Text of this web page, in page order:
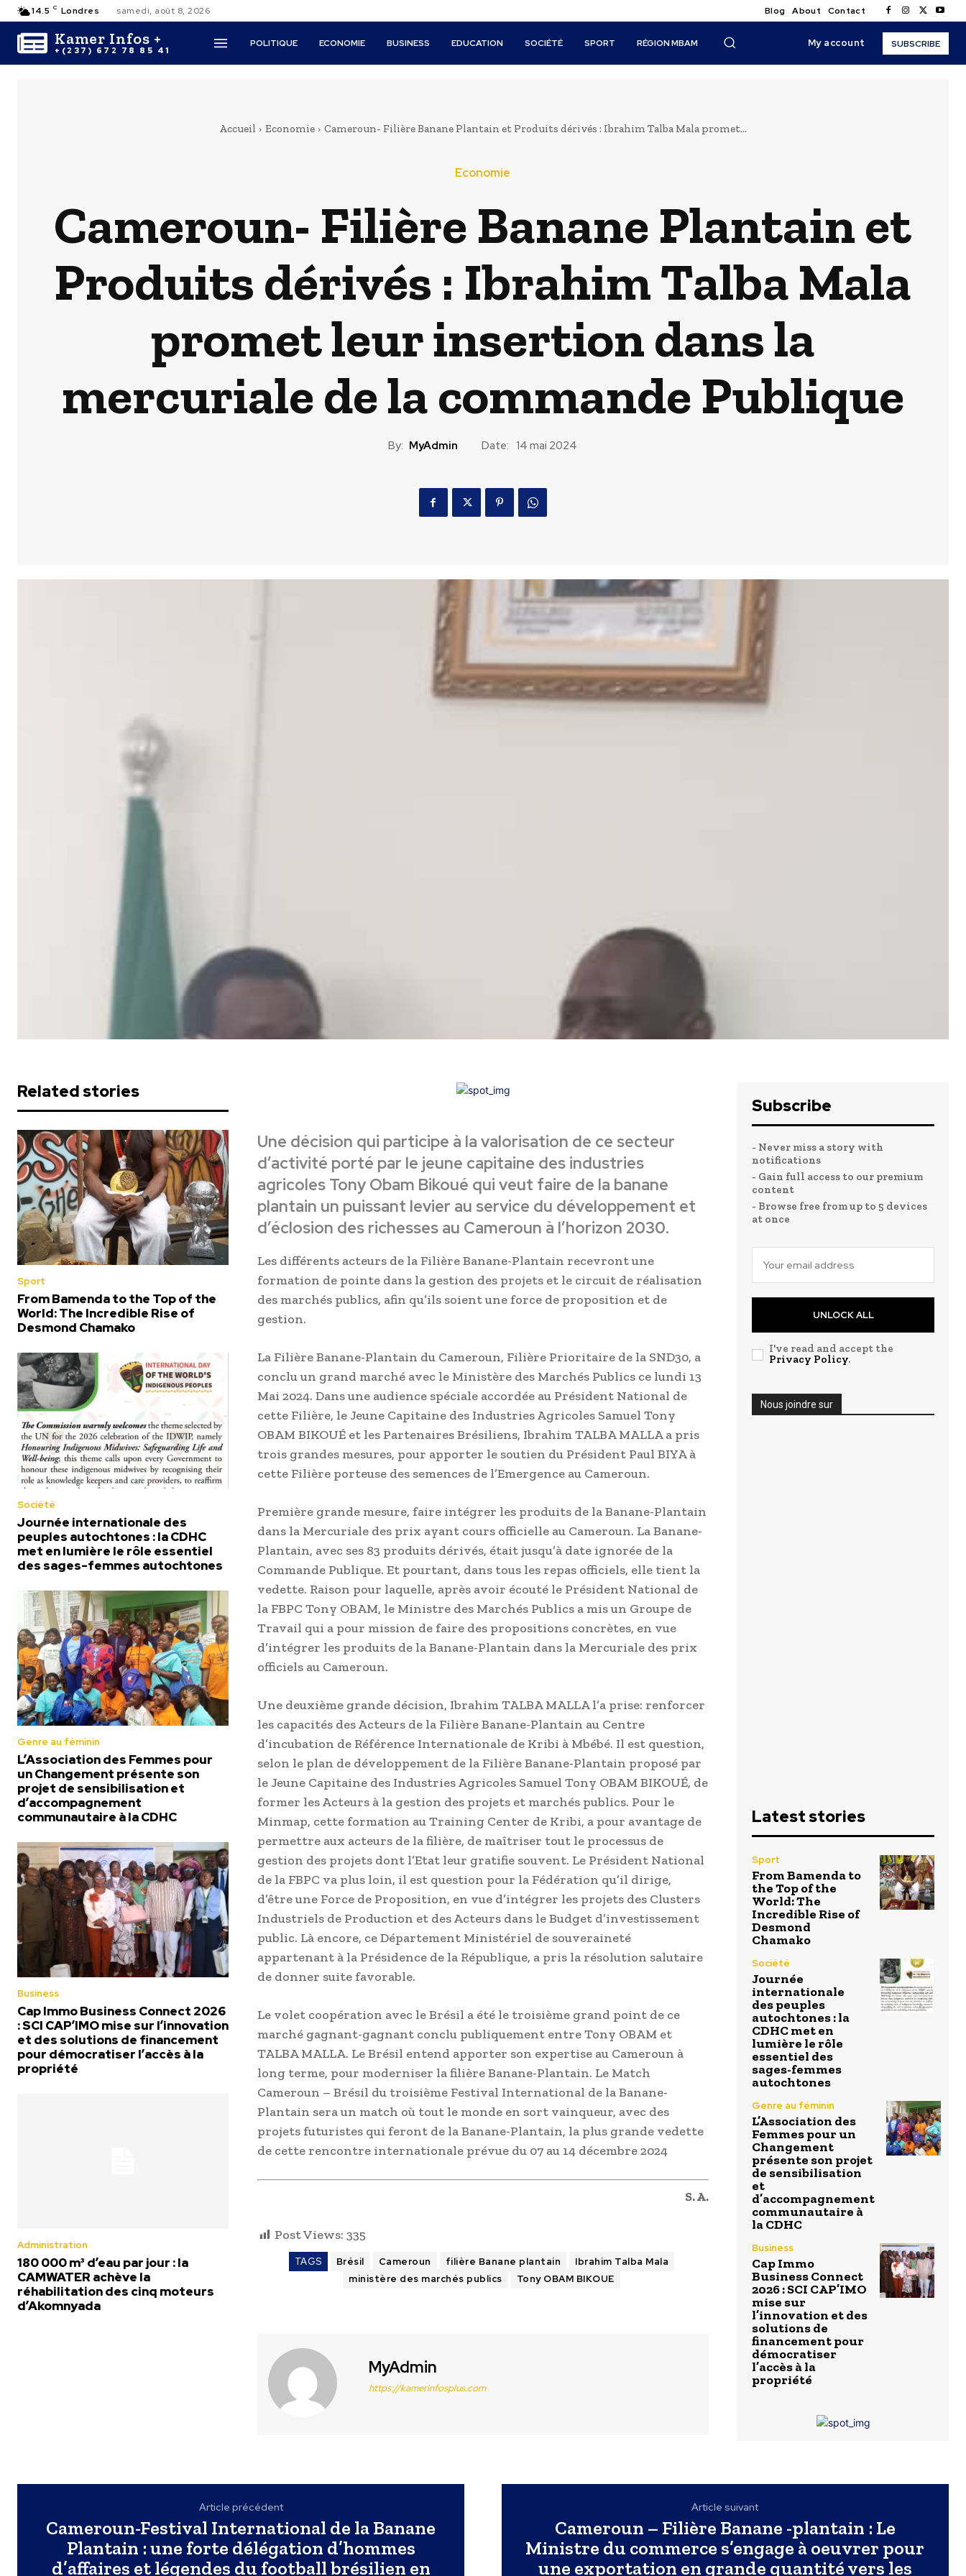
14.5 C Londres samedi, août 8, 2026 Blog About Contact
Kamer Infos +
+(237) 672 78 85 41
POLITIQUE ECONOMIE BUSINESS EDUCATION SOCIÉTÉ SPORT RÉGION MBAM My account SUBSCRIBE
Accueil Economie Cameroun- Filière Banane Plantain et Produits dérivés : Ibrahim Talba Mala promet...
Economie
Cameroun- Filière Banane Plantain et
Produits dérivés : Ibrahim Talba Mala
promet leur insertion dans la
mercuriale de la commande Publique
By: MyAdmin Date: 14 mai 2024
Related stories
Sport
From Bamenda to the Top of the
World: The Incredible Rise of
Desmond Chamako
Société
Journée internationale des
peuples autochtones : la CDHC
met en lumière le rôle essentiel
des sages-femmes autochtones
Genre au féminin
L’Association des Femmes pour
un Changement présente son
projet de sensibilisation et
d’accompagnement
communautaire à la CDHC
Business
Cap Immo Business Connect 2026
: SCI CAP’IMO mise sur l’innovation
et des solutions de financement
pour démocratiser l’accès à la
propriété
Administration
180 000 m³ d’eau par jour : la
CAMWATER achève la
réhabilitation des cinq moteurs
d’Akomnyada
Une décision qui participe à la valorisation de ce secteur
d’activité porté par le jeune capitaine des industries
agricoles Tony Obam Bikoué qui veut faire de la banane
plantain un puissant levier au service du développement et
d’éclosion des richesses au Cameroun à l’horizon 2030.
Les différents acteurs de la Filière Banane-Plantain recevront une
formation de pointe dans la gestion des projets et le circuit de réalisation
des marchés publics, afin qu’ils soient une force de proposition et de
gestion.
La Filière Banane-Plantain du Cameroun, Filière Prioritaire de la SND30, a
conclu un grand marché avec le Ministère des Marchés Publics ce lundi 13
Mai 2024. Dans une audience spéciale accordée au Président National de
cette Filière, le Jeune Capitaine des Industries Agricoles Samuel Tony
OBAM BIKOUÉ et les Partenaires Brésiliens, Ibrahim TALBA MALLA a pris
trois grandes mesures, pour apporter le soutien du Président Paul BIYA à
cette Filière porteuse des semences de l’Emergence au Cameroun.
Première grande mesure, faire intégrer les produits de la Banane-Plantain
dans la Mercuriale des prix ayant cours officielle au Cameroun. La Banane-
Plantain, avec ses 83 produits dérivés, était jusqu’à date ignorée de la
Commande Publique. Et pourtant, dans tous les repas officiels, elle tient la
vedette. Raison pour laquelle, après avoir écouté le Président National de
la FBPC Tony OBAM, le Ministre des Marchés Publics a mis un Groupe de
Travail qui a pour mission de faire des propositions concrètes, en vue
d’intégrer les produits de la Banane-Plantain dans la Mercuriale des prix
officiels au Cameroun.
Une deuxième grande décision, Ibrahim TALBA MALLA l’a prise: renforcer
les capacités des Acteurs de la Filière Banane-Plantain au Centre
d’incubation de Référence Internationale de Kribi à Mbébé. Il est question,
selon le plan de développement de la Filière Banane-Plantain proposé par
le Jeune Capitaine des Industries Agricoles Samuel Tony OBAM BIKOUÉ, de
former les Acteurs à la gestion des projets et marchés publics. Pour le
Minmap, cette formation au Training Center de Kribi, a pour avantage de
permettre aux acteurs de la filière, de maîtriser tout le processus de
gestion des projets dont l’Etat leur gratifie souvent. Le Président National
de la FBPC va plus loin, il est question pour la Fédération qu’il dirige,
d’être une Force de Proposition, en vue d’intégrer les projets des Clusters
Industriels de Production et des Acteurs dans le Budget d’investissement
public. Là encore, ce Département Ministériel de souveraineté
appartenant à la Présidence de la République, a pris la résolution salutaire
de donner suite favorable.
Le volet coopération avec le Brésil a été le troisième grand point de ce
marché gagnant-gagnant conclu publiquement entre Tony OBAM et
TALBA MALLA. Le Brésil entend apporter son expertise au Cameroun à
long terme, pour moderniser la filière Banane-Plantain. Le Match
Cameroun – Brésil du troisième Festival International de la Banane-
Plantain sera un match où tout le monde en sort vainqueur, avec des
projets futuristes qui feront de la Banane-Plantain, la plus grande vedette
de cette rencontre internationale prévue du 07 au 14 décembre 2024
S. A.
Post Views: 335
TAGS Brésil Cameroun filière Banane plantain
Ibrahim Talba Mala
ministère des marchés publics
Tony OBAM BIKOUE
MyAdmin
https://kamerinfosplus.com
Subscribe
- Never miss a story with
notifications
- Gain full access to our premium
content
- Browse free from up to 5 devices
at once
UNLOCK ALL
I've read and accept the
Privacy Policy.
Nous joindre sur
Latest stories
Sport
From Bamenda to
the Top of the
World: The
Incredible Rise of
Desmond
Chamako
Société
Journée
internationale
des peuples
autochtones : la
CDHC met en
lumière le rôle
essentiel des
sages-femmes
autochtones
Genre au féminin
L’Association des
Femmes pour un
Changement
présente son projet
de sensibilisation
et
d’accompagnement
communautaire à
la CDHC
Business
Cap Immo
Business Connect
2026 : SCI CAP’IMO
mise sur
l’innovation et des
solutions de
financement pour
démocratiser
l’accès à la
propriété
Article précédent
Cameroun-Festival International de la Banane
Plantain : une forte délégation d’hommes
d’affaires et légendes du football brésilien en
Article suivant
Cameroun – Filière Banane -plantain : Le
Ministre du commerce s’engage à oeuvrer pour
une exportation en grande quantité vers les